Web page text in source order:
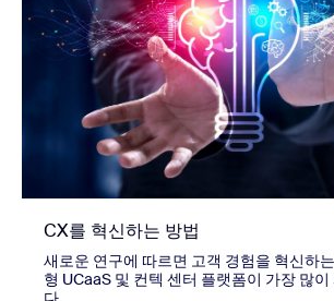
CX를 혁신하는 방법
새로운 연구에 따르면 고객 경험을 혁신하
형 UCaaS 및 컨텍 센터 플랫폼이 가장 많